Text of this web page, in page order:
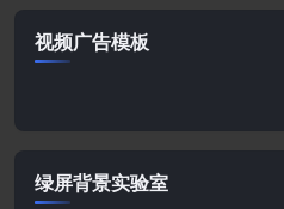
视频广告模板
绿屏背景实验室